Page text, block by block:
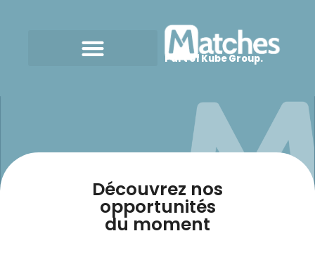
Part of Kube Group.
Découvrez nos
opportunités
du moment